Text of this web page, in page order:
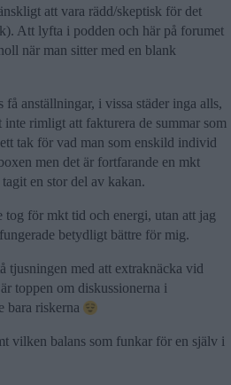
att vara rädd/skeptisk för det
Att lyfta i podden och här på forumet
när man sitter med en blank
anställningar, i vissa städer inga alls,
rimligt att fakturera de summar som
tak för vad man som enskild individ
men det är fortfarande en mkt
en stor del av kakan.
för mkt tid och energi, utan att jag
betydligt bättre för mig.
tjusningen med att extraknäcka vid
toppen om diskussionerna i
bara riskerna
vilken balans som funkar för en själv i